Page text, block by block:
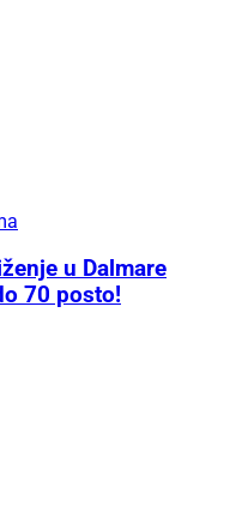
u Dalmare
70 posto!